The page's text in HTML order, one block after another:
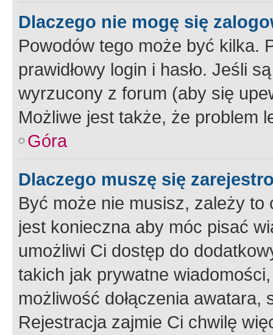
Dlaczego nie mogę się
Powodów tego może być kilka.
prawidłowy login i hasło. Jeśli
wyrzucony z forum (aby się
Możliwe jest także, że problem
Góra
Dlaczego muszę się
Być może nie musisz, zależy
jest konieczna aby móc pisać
umożliwi Ci dostęp do
takich jak prywatne
możliwość dołączenia
Rejestracja zajmie Ci chwilę